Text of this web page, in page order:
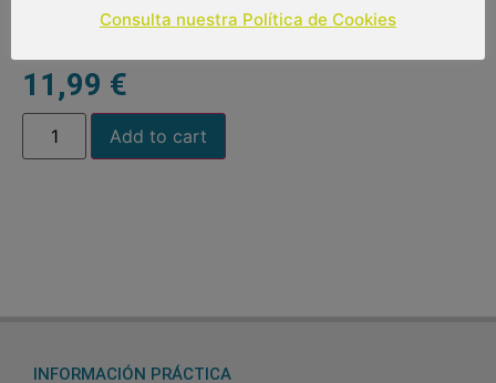
11,99 €
Add to cart
INFORMACIÓN PRÁCTICA
Consulta nuestra Política de Cookies